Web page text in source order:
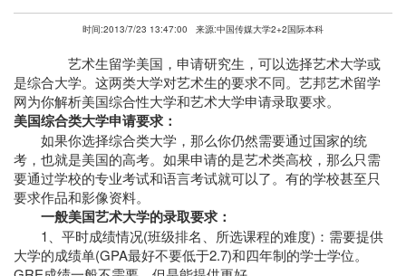
时间:2013/7/23 13:47:00 来源:中国传媒大学2+2国际本科
艺术生留学美国，申请研究生，可以选择艺术大学或
是综合大学。这两类大学对艺术生的要求不同。艺邦艺术留学
网为你解析美国综合性大学和艺术大学申请录取要求。
美国综合类大学申请要求：
如果你选择综合类大学，那么你仍然需要通过国家的统
考，也就是美国的高考。如果申请的是艺术类高校，那么只需
要通过学校的专业考试和语言考试就可以了。有的学校甚至只
要求作品和影像资料。
一般美国艺术大学的录取要求：
1、平时成绩情况(班级排名、所选课程的难度)：需要提供
大学的成绩单(GPA最好不要低于2.7)和四年制的学士学位。